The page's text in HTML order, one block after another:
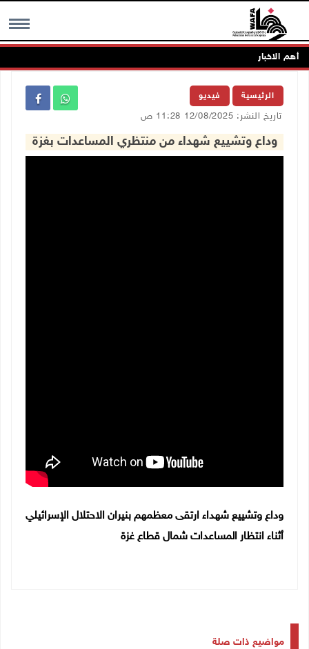
MENU أهم الاخبار
الرئيسية فيديو
تاريخ النشر: 12/08/2025 11:28 ص
وداع وتشييع شهداء من منتظري المساعدات بغزة
وداع وتشييع شهداء ارتقى معظمهم بنيران الاحتلال الإسرائيلي
أثناء انتظار المساعدات شمال قطاع غزة
مواضيع ذات صلة